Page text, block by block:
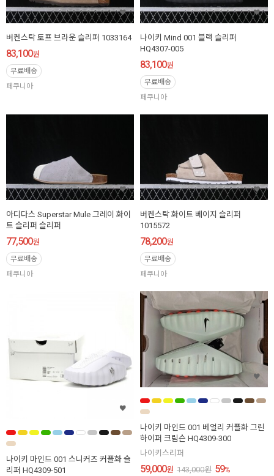
버켄스탁 토프 브라운 슬리퍼 1033164
83,100원
무료배송
페쿠니아
나이키 Mind 001 블랙 슬리퍼
HQ4307-005
83,100원
무료배송
페쿠니아
아디다스 Superstar Mule 그레이 화이
트 슬리퍼 슬리퍼
77,500원
무료배송
페쿠니아
버켄스탁 화이트 베이지 슬리퍼
1015572
78,200원
무료배송
페쿠니아
나이키 마인드 001 스니커즈 커플화 슬
리퍼 HQ4309-501
나이키 마인드 001 베얼리 커플화 그린
하이퍼 크림슨 HQ4309-300
나이키스리퍼
59,000원 143,000원 59%